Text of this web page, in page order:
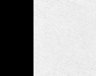
跳到主要內容嘉義市
網頁導覽
藏品